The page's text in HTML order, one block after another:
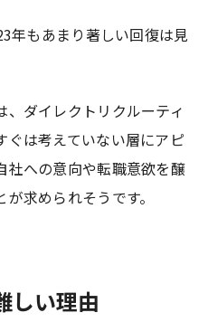
年もあまり著しい回復は見
ダイレクトリクルーティ
ぐは考えていない層にアピ
社への意向や転職意欲を醸
求められそうです。
しい理由